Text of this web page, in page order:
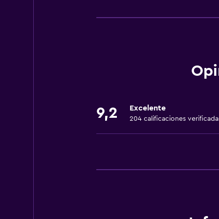
Wifi gratis
Extinguidor
9,2 Excelente
204 calificaciones